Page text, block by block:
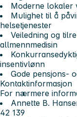
Moderne lokaler
Mulighet til å
helsetjenester
Veiledning og
allmennmedisin
insentivlønn
Gode pensjons-
Kontaktinformasjon
For nærmere
Annette B.
42 139